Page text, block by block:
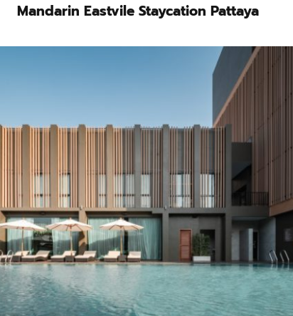
Mandarin Eastvile Staycation Pattaya